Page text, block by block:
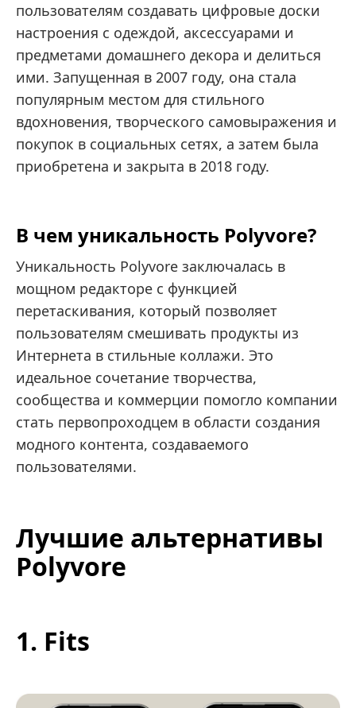
пользователям создавать цифровые доски
настроения с одеждой, аксессуарами и
предметами домашнего декора и делиться
ими. Запущенная в 2007 году, она стала
популярным местом для стильного
вдохновения, творческого самовыражения и
покупок в социальных сетях, а затем была
приобретена и закрыта в 2018 году.
В чем уникальность Polyvore?
Уникальность Polyvore заключалась в
мощном редакторе с функцией
перетаскивания, который позволяет
пользователям смешивать продукты из
Интернета в стильные коллажи. Это
идеальное сочетание творчества,
сообщества и коммерции помогло компании
стать первопроходцем в области создания
модного контента, создаваемого
пользователями.
Лучшие альтернативы
Polyvore
1. Fits